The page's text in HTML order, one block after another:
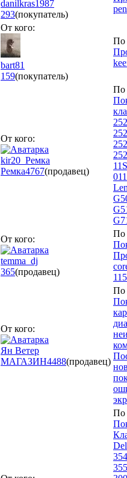
danilkras1987
293(покупатель)
От кого:
bart81
159(покупатель)
По
От кого:
kir20_Ремка
Ремка4767(продавец)
По
От кого:
temma_dj
365(продавец)
По
От кого:
Ян Ветер
МАГАЗИН4488(продавец)
По
По